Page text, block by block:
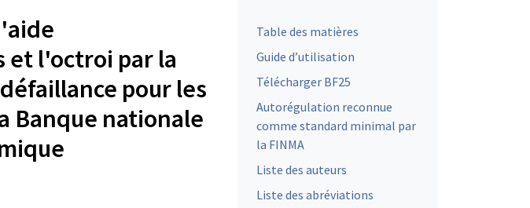
et l'octroi par la
pour les
Banque nationale
Table des matières
Guide d’utilisation
Télécharger BF25
Autorégulation reconnue
comme standard minimal par
la FINMA
Liste des auteurs
Liste des abréviations